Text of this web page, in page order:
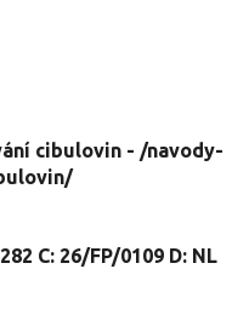
cibulovin - /navody-
C: 26/FP/0109 D: NL